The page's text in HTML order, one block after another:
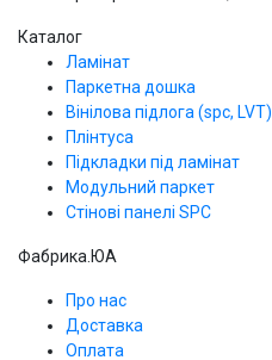
Каталог
Ламінат
Паркетна дошка
Вінілова підлога (spc, LVT)
Плінтуса
Підкладки під ламінат
Модульний паркет
Стінові панелі SPС
Фабрика.ЮА
Про нас
Доставка
Оплата